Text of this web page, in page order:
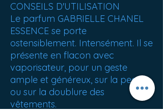
CONSEILS D'UTILISATION
Le parfum GABRIELLE CHANEL
ESSENCE se porte
ostensiblement. Intensément. Il se
présente en flacon avec
vaporisateur, pour un geste
ample et généreux, sur la peau
ou sur la doublure des
vêtements.